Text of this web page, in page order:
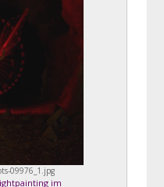
09976_1.jpg
im